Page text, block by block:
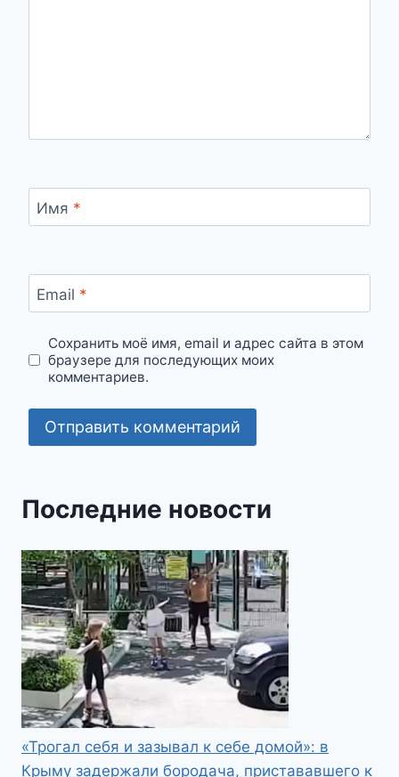
Имя *
Email *
Сохранить моё имя, email и адрес сайта в этом
браузере для последующих моих
комментариев.
Последние новости
«Трогал себя и зазывал к себе домой»: в
Крыму задержали бородача, пристававшего к